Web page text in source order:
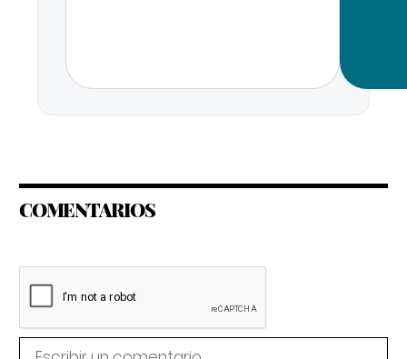
COMENTARIOS